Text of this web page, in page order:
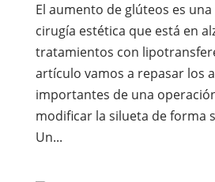
El aumento de glúteos es
cirugía estética que está en
tratamientos con
artículo vamos a repasar los
importantes de una
modificar la silueta de forma
Un...